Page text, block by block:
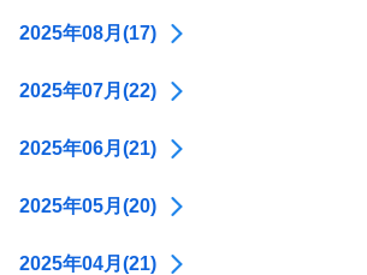
2025年08月(17)
2025年07月(22)
2025年06月(21)
2025年05月(20)
2025年04月(21)